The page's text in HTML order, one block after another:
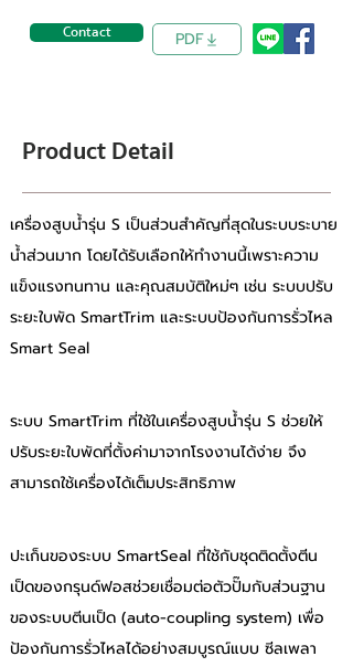
Contact PDF
Product Detail
เครื่องสูบน้ำรุ่น S เป็นส่วนสำคัญที่สุดในระบบระบาย
น้ำส่วนมาก โดยได้รับเลือกให้ทำงานนี้เพราะความ
แข็งแรงทนทาน และคุณสมบัติใหม่ๆ เช่น ระบบปรับ
ระยะใบพัด SmartTrim และระบบป้องกันการรั่วไหล
Smart Seal
ระบบ SmartTrim ที่ใช้ในเครื่องสูบน้ำรุ่น S ช่วยให้
ปรับระยะใบพัดที่ตั้งค่ามาจากโรงงานได้ง่าย จึง
สามารถใช้เครื่องได้เต็มประสิทธิภาพ
ปะเก็นของระบบ SmartSeal ที่ใช้กับชุดติดตั้งตีน
เป็ดของกรุนด์ฟอสช่วยเชื่อมต่อตัวปั๊มกับส่วนฐาน
ของระบบตีนเป็ด (auto-coupling system) เพื่อ
ป้องกันการรั่วไหลได้อย่างสมบูรณ์แบบ ซีลเพลา